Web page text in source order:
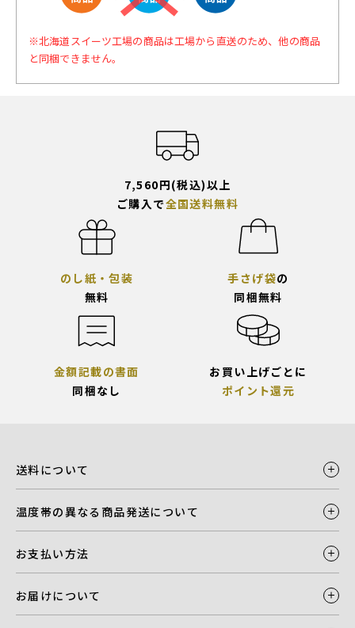
※北海道スイーツ工場の商品は工場から直送のため、他の商品
と同梱できません。
7,560円(税込)以上
ご購入で全国送料無料
のし紙・包装
無料
手さげ袋の
同梱無料
金額記載の書面
同梱なし
お買い上げごとに
ポイント還元
送料について
温度帯の異なる商品発送について
お支払い方法
お届けについて